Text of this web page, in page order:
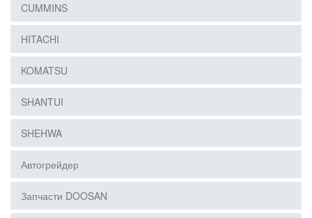
CUMMINS
HITACHI
KOMATSU
SHANTUI
SHEHWA
Автогрейдер
Запчасти DOOSAN